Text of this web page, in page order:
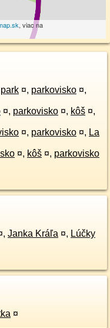
, viac na
park ¤, parkovisko ¤,
¤, parkovisko ¤, kôš ¤,
¤, parkovisko ¤, La
¤, kôš ¤, parkovisko
, Janka Kráľa ¤, Lúčky
¤